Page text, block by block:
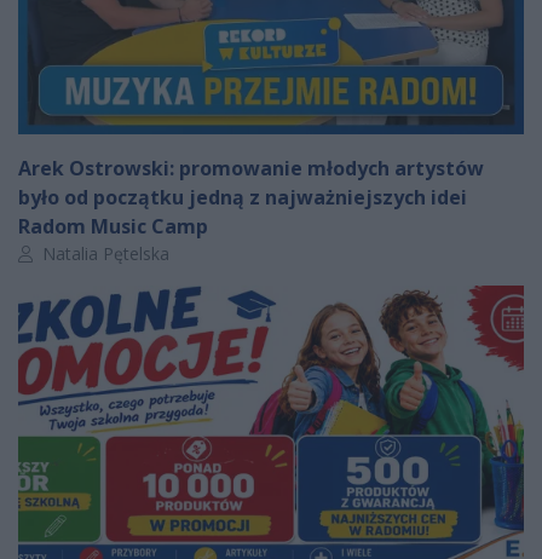
Arek Ostrowski: promowanie młodych artystów
było od początku jedną z najważniejszych idei
Radom Music Camp
Autor artykułu:
Natalia Pętelska